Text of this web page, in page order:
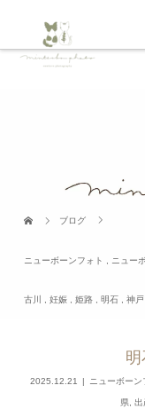
ブログ
ニューボーンフォト ニュー
古川 ,妊娠 ,姫路 ,明石 ,神戸
2025.12.21 ニューボーン
県 出